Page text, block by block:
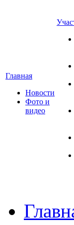
Главная
Новости
Фото и
видео